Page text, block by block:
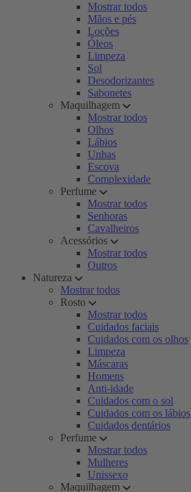
Mostrar todos
Mãos e pés
Loções
Óleos
Limpeza
Sol
Desodorizantes
Sabonetes
Maquilhagem
Mostrar todos
Olhos
Lábios
Unhas
Escova
Complexidade
Perfume
Mostrar todos
Senhoras
Cavalheiros
Acessórios
Mostrar todos
Outros
Natureza
Mostrar todos
Rosto
Mostrar todos
Cuidados faciais
Cuidados com os olhos
Limpeza
Máscaras
Homens
Anti-idade
Cuidados com o sol
Cuidados com os lábios
Cuidados dentários
Perfume
Mostrar todos
Mulheres
Unissexo
Maquilhagem